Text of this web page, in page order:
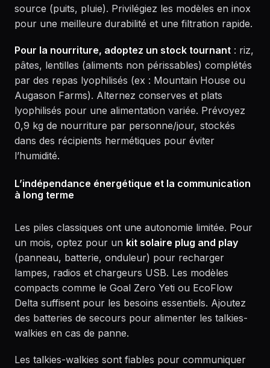
source (puits, pluie). Privilégiez les modèles en inox
pour une meilleure durabilité et une filtration rapide.
Pour la nourriture, adoptez un stock tournant : riz,
pâtes, lentilles (aliments non périssables) complétés
par des repas lyophilisés (ex : Mountain House ou
Augason Farms). Alternez conserves et plats
lyophilisés pour une alimentation variée. Prévoyez
0,9 kg de nourriture par personne/jour, stockés
dans des récipients hermétiques pour éviter
l’humidité.
L’indépendance énergétique et la communication
à long terme
Les piles classiques ont une autonomie limitée. Pour
un mois, optez pour un kit solaire plug and play
(panneau, batterie, onduleur) pour recharger
lampes, radios et chargeurs USB. Les modèles
compacts comme le Goal Zero Yeti ou EcoFlow
Delta suffisent pour les besoins essentiels. Ajoutez
des batteries de secours pour alimenter les talkies-
walkies en cas de panne.
Les talkies-walkies sont fiables pour communiquer